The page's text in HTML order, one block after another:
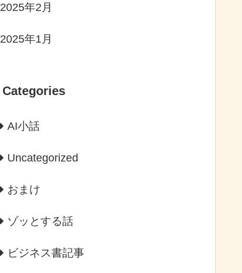
2025年2月
2025年1月
Categories
AI小話
Uncategorized
おまけ
ゾッとする話
ビジネス書記事